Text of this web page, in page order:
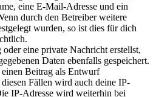
eine E-Mail-Adresse und ein
durch den Betreiber weitere
wurden, so ist dies für dich
eine private Nachricht erstellst,
Daten ebenfalls gespeichert.
Beitrag als Entwurf
Fällen wird auch deine IP-
IP-Adresse wird weiterhin bei